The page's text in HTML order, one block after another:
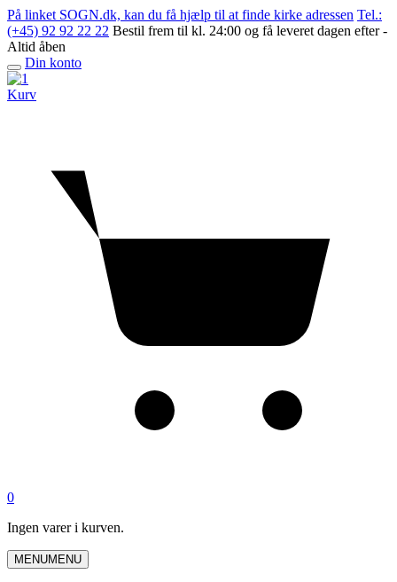
Skip
to
content
På linket SOGN.dk, kan du få hjælp til at finde kirke adressen Tel.:
(+45) 92 92 22 22 Bestil frem til kl. 24:00 og få leveret dagen efter -
Altid åben
Open
menu
Din konto
Kurv
0
Ingen varer i kurven.
MENUMENU